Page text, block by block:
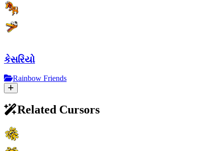
કેસરિયો
Rainbow Friends
Related Cursors